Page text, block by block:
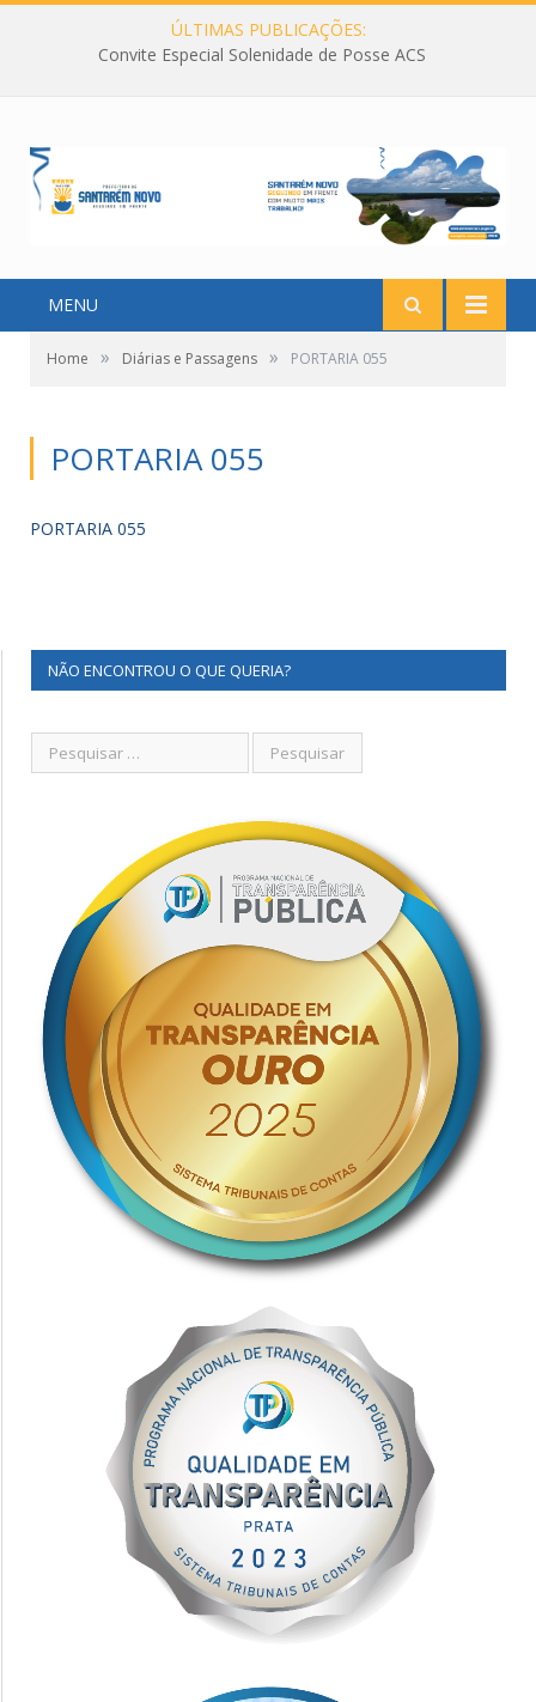
ÚLTIMAS PUBLICAÇÕES:
Convite Especial Solenidade de Posse ACS
MENU
Home » Diárias e Passagens » PORTARIA 055
PORTARIA 055
PORTARIA 055
NÃO ENCONTROU O QUE QUERIA?